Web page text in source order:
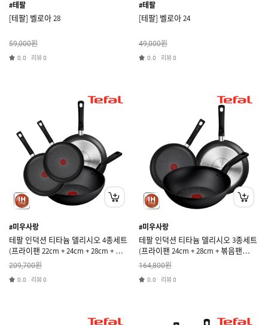
#테팔
[테팔] 벨로아 28
59,000원
0.0 리뷰0
#테팔
[테팔] 벨로아 24
49,000원
0.0 리뷰0
#미우사랑
테팔 인덕션 티타늄 델리시오 4종세트
(프라이팬 22cm + 24cm + 28cm + 볶
음팬 28cm)
209,700원
0.0 리뷰0
#미우사랑
테팔 인덕션 티타늄 델리시오 3종세트
(프라이팬 24cm + 28cm + 볶음팬
28cm)
164,800원
0.0 리뷰0